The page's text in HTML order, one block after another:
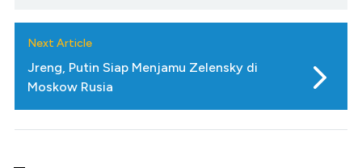
Next Article
Jreng, Putin Siap Menjamu Zelensky di
Moskow Rusia